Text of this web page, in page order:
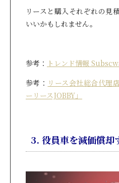
リースと購入それぞれの見
いいかもしれません。
参考： トレンド情報
参考： リース会社総合代理
ーリースJOBBY」
3. 役員車を減価償却